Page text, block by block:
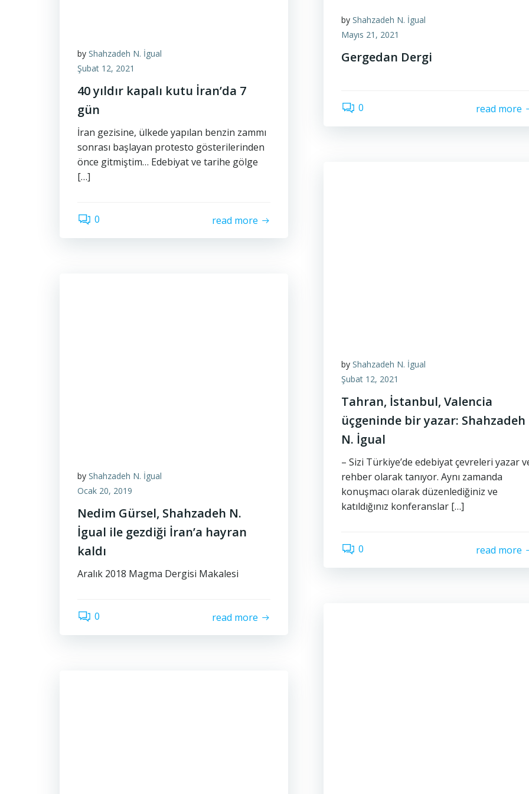
by Shahzadeh N. İgual
Mayıs 21, 2021
Gergedan Dergi
0 read more
by Shahzadeh N. İgual
Şubat 12, 2021
40 yıldır kapalı kutu İran’da 7
gün
İran gezisine, ülkede yapılan benzin zammı
sonrası başlayan protesto gösterilerinden
önce gitmiştim… Edebiyat ve tarihe gölge
[…]
0 read more
by Shahzadeh N. İgual
Şubat 12, 2021
Tahran, İstanbul, Valencia
üçgeninde bir yazar: Shahzadeh
N. İgual
– Sizi Türkiye’de edebiyat çevreleri yazar
rehber olarak tanıyor. Aynı zamanda
konuşmacı olarak düzenlediğiniz ve
katıldığınız konferanslar […]
0 read more
by Shahzadeh N. İgual
Ocak 20, 2019
Nedim Gürsel, Shahzadeh N.
İgual ile gezdiği İran’a hayran
kaldı
Aralık 2018 Magma Dergisi Makalesi
0 read more